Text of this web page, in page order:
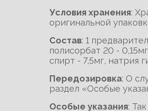
Условия хранения:
оригинальной
Состав: 1
полисорбат 20 -
спирт - 7,5мг, натрия
Передозировка: О
раздел «Особые
Особые указания: